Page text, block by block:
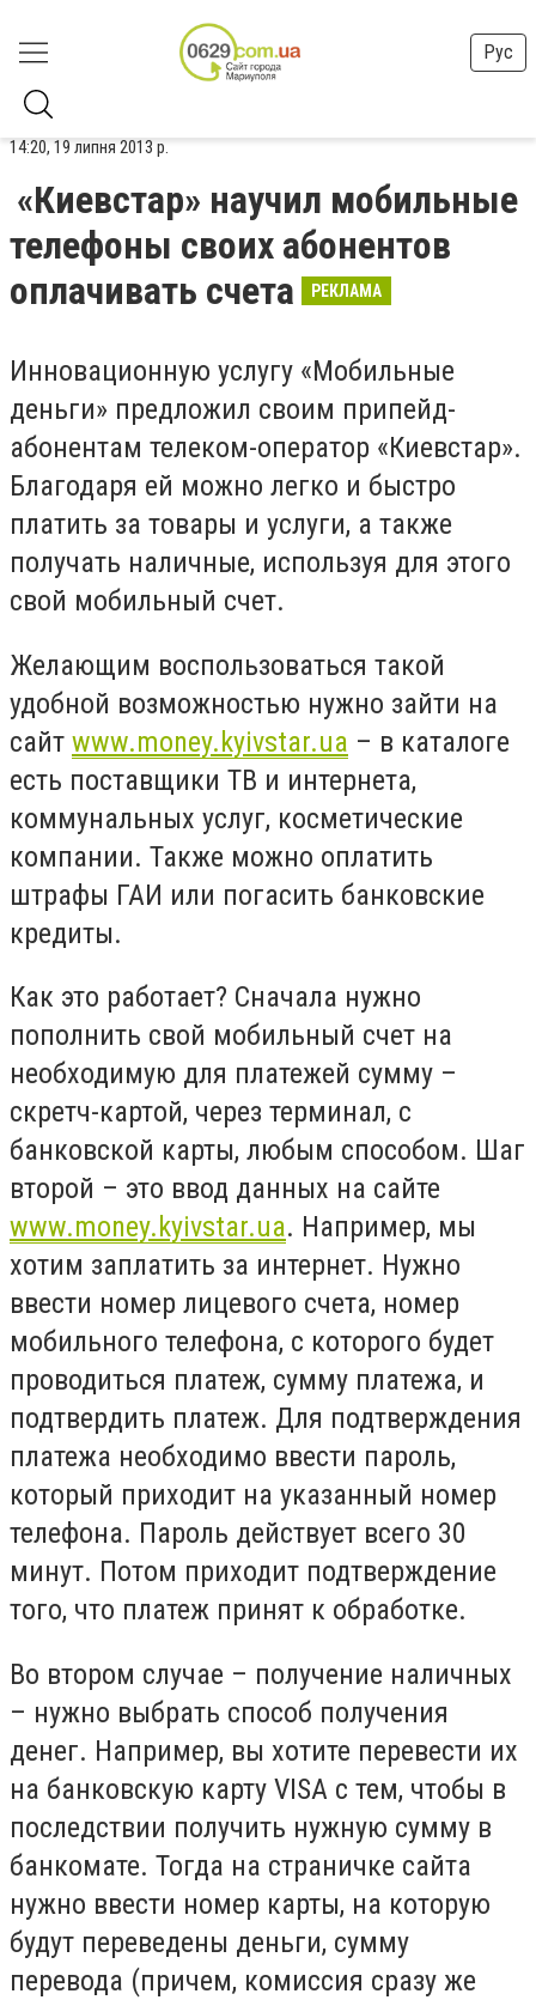
Рус
14:20, 19 липня 2013 р.
«Киевстар» научил мобильные
телефоны своих абонентов
оплачивать счета
РЕКЛАМА
Инновационную услугу «Мобильные
деньги» предложил своим припейд-
абонентам телеком-оператор «Киевстар».
Благодаря ей можно легко и быстро
платить за товары и услуги, а также
получать наличные, используя для этого
свой мобильный счет.
Желающим воспользоваться такой
удобной возможностью нужно зайти на
сайт www.money.kyivstar.ua – в каталоге
есть поставщики ТВ и интернета,
коммунальных услуг, косметические
компании. Также можно оплатить
штрафы ГАИ или погасить банковские
кредиты.
Как это работает? Сначала нужно
пополнить свой мобильный счет на
необходимую для платежей сумму –
скретч-картой, через терминал, с
банковской карты, любым способом. Шаг
второй – это ввод данных на сайте
www.money.kyivstar.ua. Например, мы
хотим заплатить за интернет. Нужно
ввести номер лицевого счета, номер
мобильного телефона, с которого будет
проводиться платеж, сумму платежа, и
подтвердить платеж. Для подтверждения
платежа необходимо ввести пароль,
который приходит на указанный номер
телефона. Пароль действует всего 30
минут. Потом приходит подтверждение
того, что платеж принят к обработке.
Во втором случае – получение наличных
– нужно выбрать способ получения
денег. Например, вы хотите перевести их
на банковскую карту VISA с тем, чтобы в
последствии получить нужную сумму в
банкомате. Тогда на страничке сайта
нужно ввести номер карты, на которую
будут переведены деньги, сумму
перевода (причем, комиссия сразу же